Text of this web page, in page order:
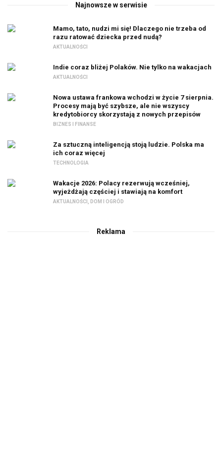
Najnowsze w serwisie
Mamo, tato, nudzi mi się! Dlaczego nie trzeba od
razu ratować dziecka przed nudą?
AKTUALNOŚCI
Indie coraz bliżej Polaków. Nie tylko na wakacjach
AKTUALNOŚCI
Nowa ustawa frankowa wchodzi w życie 7 sierpnia.
Procesy mają być szybsze, ale nie wszyscy
kredytobiorcy skorzystają z nowych przepisów
BIZNES I FINANSE
Za sztuczną inteligencją stoją ludzie. Polska ma
ich coraz więcej
TECHNOLOGIA
Wakacje 2026: Polacy rezerwują wcześniej,
wyjeżdżają częściej i stawiają na komfort
AKTUALNOŚCI DOM I OGRÓD
Reklama